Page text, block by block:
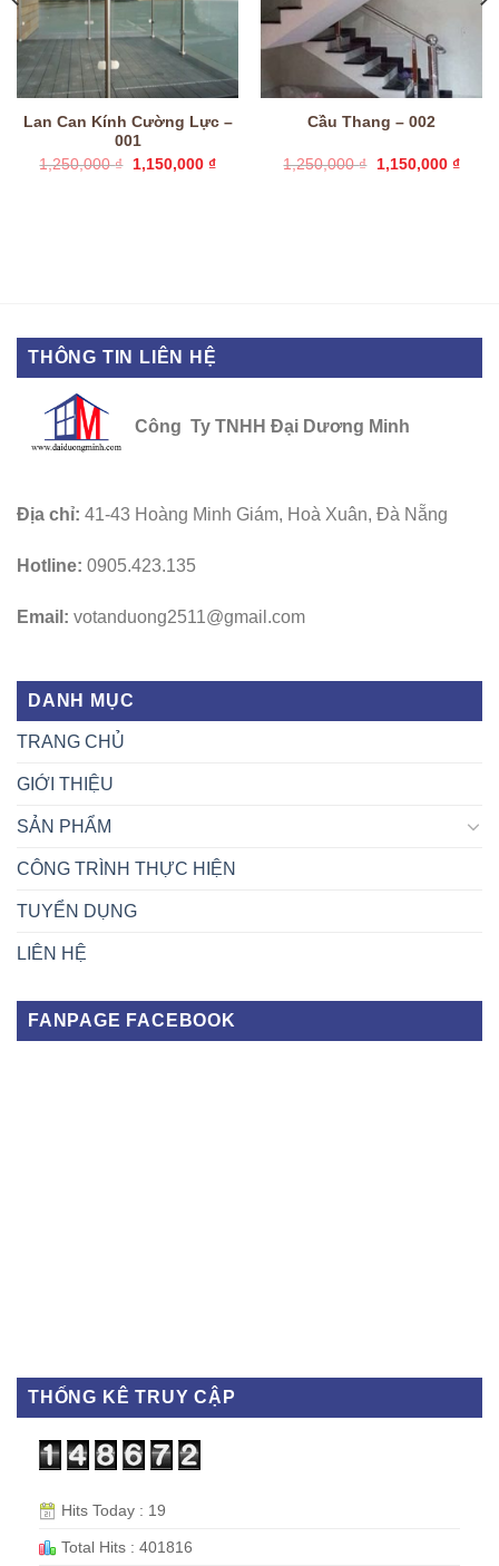
Lan Can Kính Cường Lực –
001
1,250,000₫
Giá
gốc
1,150,000 ₫Giá
Cầu Thang – 002
1,250,000₫
Giá
gốc
1,150,000 ₫Giá
THÔNG TIN LIÊN HỆ
Công Ty TNHH Đại Dương Minh
Địa chỉ: 41-43 Hoàng Minh Giám, Hoà Xuân, Đà Nẵng
Hotline: 0905.423.135
Email: votanduong2511@gmail.com
DANH MỤC
TRANG CHỦ
GIỚI THIỆU
SẢN PHẨM
CÔNG TRÌNH THỰC HIỆN
TUYỂN DỤNG
LIÊN HỆ
FANPAGE FACEBOOK
THỐNG KÊ TRUY CẬP
Hits Today : 19
Total Hits : 401816